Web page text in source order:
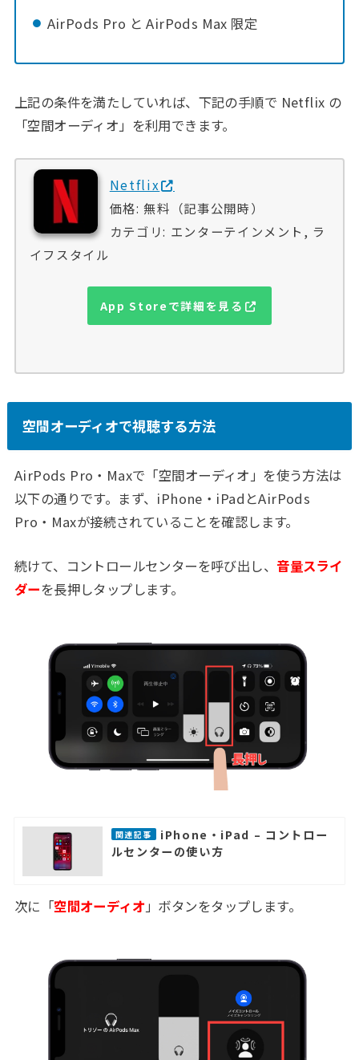
AirPods Pro と AirPods Max 限定
上記の条件を満たしていれば、下記の手順で Netflix の
「空間オーディオ」を利用できます。
Netflix
価格: 無料（記事公開時）
カテゴリ: エンターテインメント, ラ
イフスタイル
App Storeで詳細を見る
空間オーディオで視聴する方法
AirPods Pro・Maxで「空間オーディオ」を使う方法は
以下の通りです。まず、iPhone・iPadとAirPods
Pro・Maxが接続されていることを確認します。
続けて、コントロールセンターを呼び出し、 音量スライ
ダーを長押しタップします。
関連記事
iPhone・iPad – コントロー
ルセンターの使い方
次に「空間オーディオ 」ボタンをタップします。